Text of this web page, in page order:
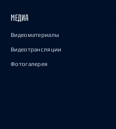
МЕДИА
Видеоматериалы
Видеотрансляции
Фотогалерея